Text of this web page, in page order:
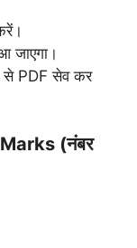
जाएगा।
PDF सेव कर
(नंबर